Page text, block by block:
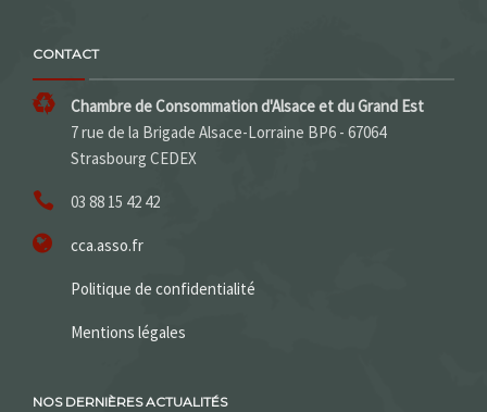
CONTACT
Chambre de Consommation d'Alsace et du Grand Est
7 rue de la Brigade Alsace-Lorraine BP6 - 67064
Strasbourg CEDEX
03 88 15 42 42
cca.asso.fr
Politique de confidentialité
Mentions légales
NOS DERNIÈRES ACTUALITÉS